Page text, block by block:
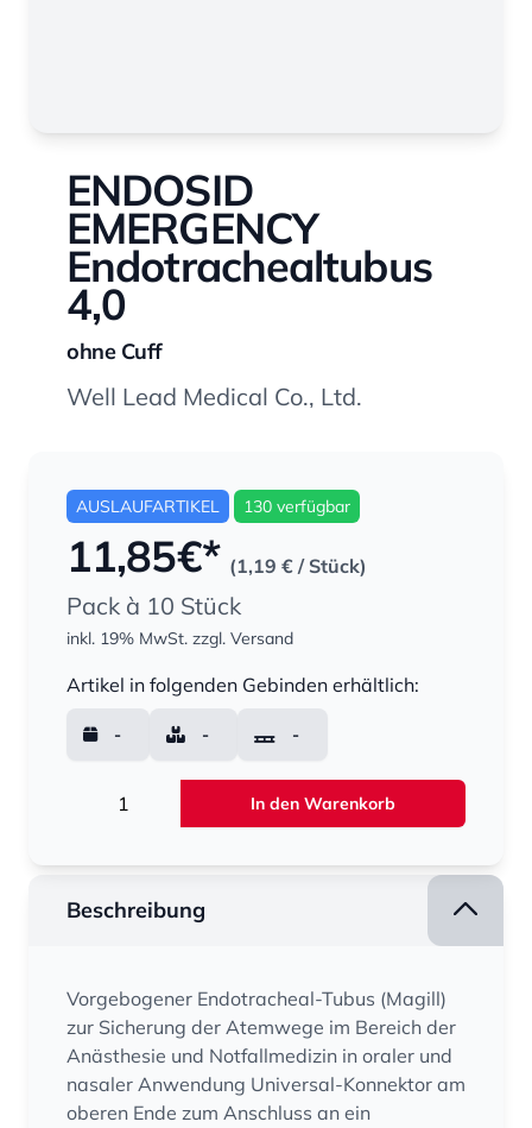
ENDOSID
EMERGENCY
Endotrachealtubus
4,0
ohne Cuff
Well Lead Medical Co., Ltd.
AUSLAUFARTIKEL 130 verfügbar
11,85€* (1,19 € / Stück)
Pack à 10 Stück
inkl. 19% MwSt. zzgl. Versand
Artikel in folgenden Gebinden erhältlich:
- - -
In den Warenkorb
Beschreibung
Vorgebogener Endotracheal-Tubus (Magill)
zur Sicherung der Atemwege im Bereich der
Anästhesie und Notfallmedizin in oraler und
nasaler Anwendung Universal-Konnektor am
oberen Ende zum Anschluss an ein